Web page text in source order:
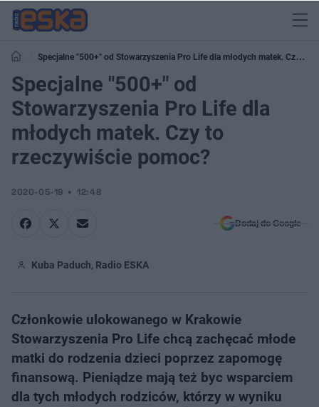
Specjalne "500+" od Stowarzyszenia Pro Life dla młodych matek. Czy to
rzeczywiście pomoc?
Specjalne "500+" od
Stowarzyszenia Pro Life dla
młodych matek. Czy to
rzeczywiście pomoc?
2020-05-19 12:48
Dodaj do Google
Kuba Paduch, Radio ESKA
Członkowie ulokowanego w Krakowie
Stowarzyszenia Pro Life chcą zachęcać młode
matki do rodzenia dzieci poprzez zapomogę
finansową. Pieniądze mają też byc wsparciem
dla tych młodych rodziców, którzy w wyniku